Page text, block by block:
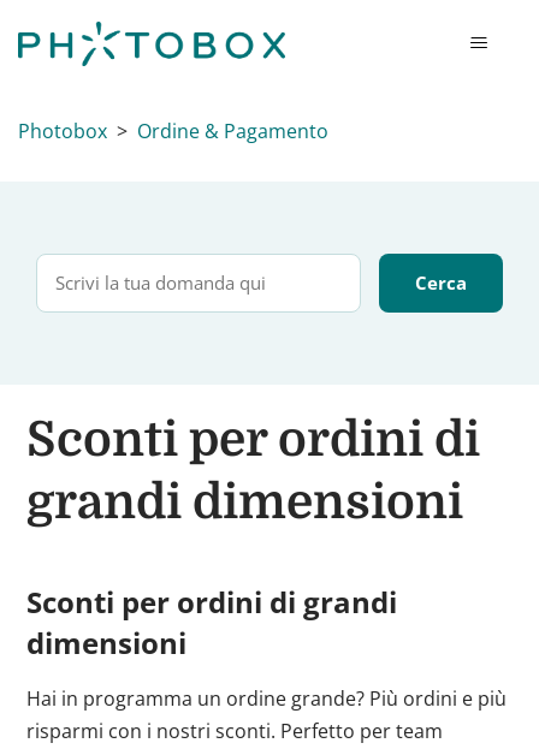
Photobox Ordine & Pagamento
Sconti per ordini di
grandi dimensioni
Sconti per ordini di grandi
dimensioni
Hai in programma un ordine grande? Più ordini e più
risparmi con i nostri sconti. Perfetto per team